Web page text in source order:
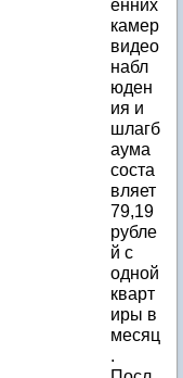
енних
камер
видео
набл
юден
ия и
шлагб
аума
соста
вляет
79,19
рубле
й с
одной
кварт
иры в
месяц
.